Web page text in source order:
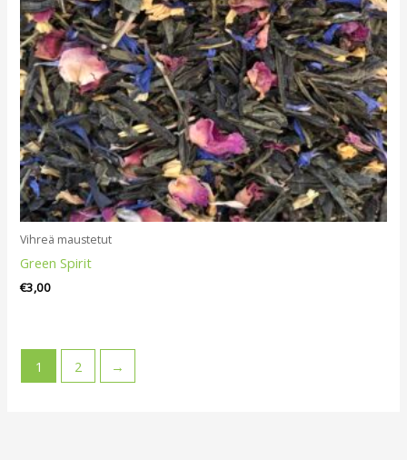
Vihreä maustetut
Green Spirit
€3,00
1 2 →